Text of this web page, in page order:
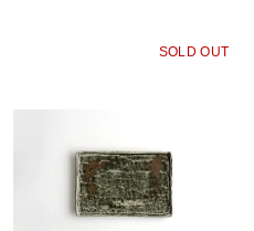
SOLD OUT